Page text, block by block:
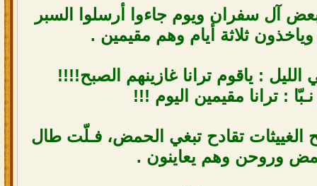
آل سفران ويوم جاءوا أرسلوا السبر
ثلاثة أيام وهم مقيمين .
: ياقوم ترانا غازينهم الصبح!!!!
: ترانا مقيمين اليوم !!!
تقادح تبغي الحمض، فـلّت طال
وروحن وهم يعاينون .